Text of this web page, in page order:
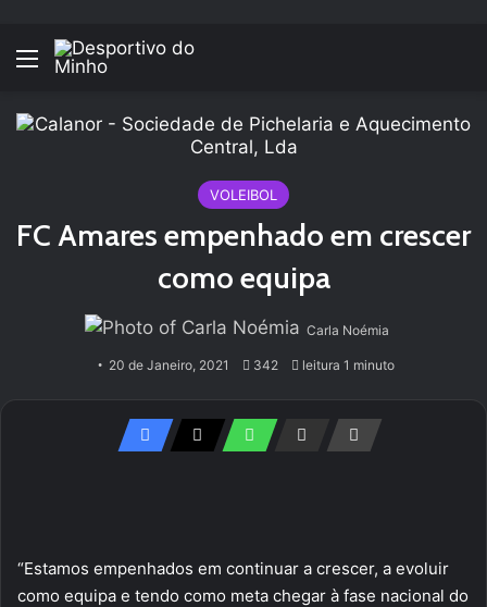
Menu
VOLEIBOL
FC Amares empenhado em crescer
como equipa
Carla Noémia
20 de Janeiro, 2021 342 leitura 1 minuto
“Estamos empenhados em continuar a crescer, a evoluir
como equipa e tendo como meta chegar à fase nacional do